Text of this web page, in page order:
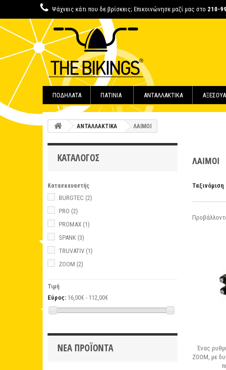
Ψάχνεις κάτι που δε βρίσκεις; Επικοινώνησε μαζί μας στο 210-
ΠΟΔΗΛΑΤΑ ΠΑΤΙΝΙΑ ΑΝΤΑΛΛΑΚΤΙΚΑ
ΑΝΤΑΛΛΑΚΤΙΚΑ ΛΑΙΜΟΙ
ΚΑΤΆΛΟΓΟΣ
Κατασκευαστής
BURGTEC (2)
PRO (2)
PROMAX (1)
SPANK (3)
TRUVATIV (1)
ZOOM (2)
Τιμή
Εύρος: 16,00€ - 112,00€
ΝΈΑ ΠΡΟΪΌΝΤΑ
ΛΑΙΜΟΙ
Ταξινόμιση
Ένας
ZOOM, με